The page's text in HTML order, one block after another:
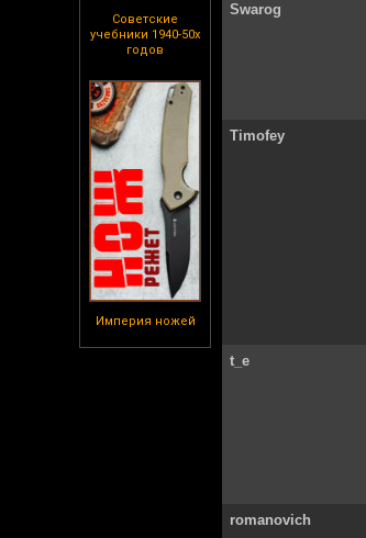
Советские
учебники 1940-50х
годов
Империя ножей
Swarog
Timofey
t_e
romanovich